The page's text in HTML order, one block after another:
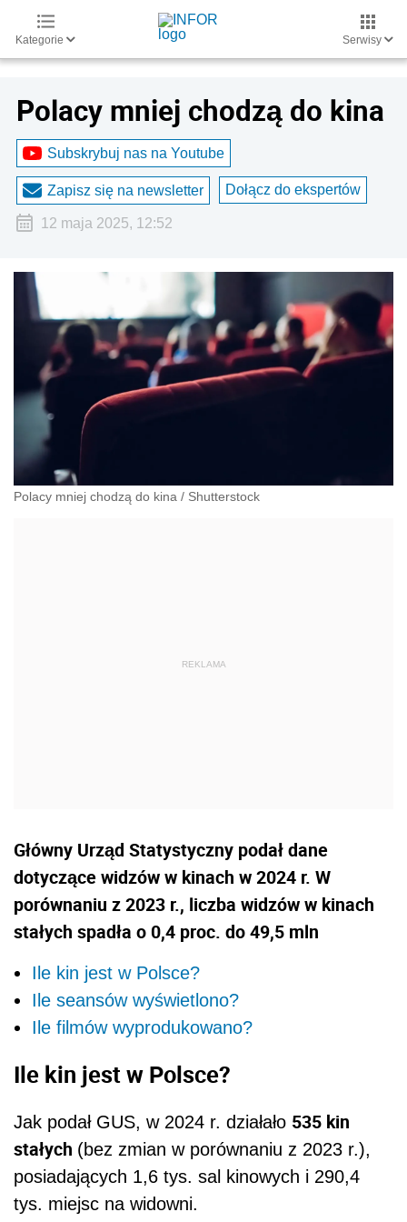
Kategorie Serwisy
Polacy mniej chodzą do kina
Subskrybuj nas na Youtube
Zapisz się na newsletter Dołącz do ekspertów
12 maja 2025, 12:52
Polacy mniej chodzą do kina / Shutterstock
Główny Urząd Statystyczny podał dane
dotyczące widzów w kinach w 2024 r. W
porównaniu z 2023 r., liczba widzów w kinach
stałych spadła o 0,4 proc. do 49,5 mln
Ile kin jest w Polsce?
Ile seansów wyświetlono?
Ile filmów wyprodukowano?
Ile kin jest w Polsce?
Jak podał GUS, w 2024 r. działało 535 kin
stałych (bez zmian w porównaniu z 2023 r.),
posiadających 1,6 tys. sal kinowych i 290,4
tys. miejsc na widowni.